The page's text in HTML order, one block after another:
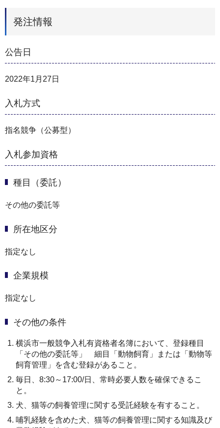
発注情報
公告日
2022年1月27日
入札方式
指名競争（公募型）
入札参加資格
種目（委託）
その他の委託等
所在地区分
指定なし
企業規模
指定なし
その他の条件
横浜市一般競争入札有資格者名簿において、登録種目
「その他の委託等」 細目「動物飼育」または「動物等
飼育管理」を含む登録があること。
毎日、8:30～17:00/日、常時必要人数を確保できるこ
と。
犬、猫等の飼養管理に関する受託経験を有すること。
哺乳経験を含めた犬、猫等の飼養管理に関する知識及び